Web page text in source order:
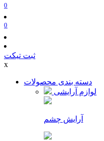
0
0
ثبت تیکت
x
دسته بندی محصولات
لوازم آرایشی
آرایش چشم